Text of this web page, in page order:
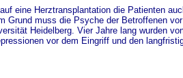
eine Herztransplantation die Patienten
Grund muss die Psyche der Betroffenen
Heidelberg. Vier Jahre lang wurden
vor dem Eingriff und den